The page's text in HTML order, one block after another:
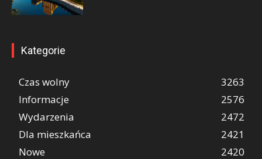
Kategorie
Czas wolny
3263
Informacje
2576
Wydarzenia
2472
Dla mieszkańca
2421
Nowe
2420